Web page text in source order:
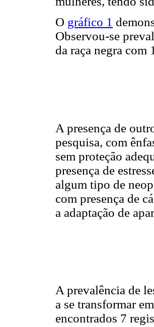
O gráfico 1
Observou-se
da raça negra com
A presença de
pesquisa, com
sem proteção
presença de
algum tipo de
com presença de
a adaptação de
A prevalência de
a se transformar
encontrados 7